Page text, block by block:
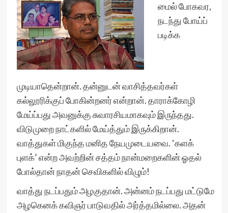
மைல் போகவர,
நடந்து போய்ப்
படிக்க
முடியாதென்றான். தன்னுடன் வாசித்தவர்கள்
கல்லூரிக்குப் போகின்றனர் என்றான். தாராக்கோழி
மேய்ப்பது அவனுக்கு சுவாரசியமாகவும் இருந்தது.
விடுமுறை நாட்களில் மேய்த்தும் இருக்கிறான்.
வாத்துகள் மிகுந்த மனித நேயமுடையவை. ‘களக்
புளக்’ என்ற அவற்றின் சத்தம் நான்மறைகளின் ஓதல்
போல்தான் நாதன் செவிகளில் விழும்!
வாத்து நடப்பதும் அழகுதான். அன்னம் நடப்பது மட்டுமே
அழகெனக் கவிஞர் பாடுவதில் அர்த்தமில்லை. அதன்